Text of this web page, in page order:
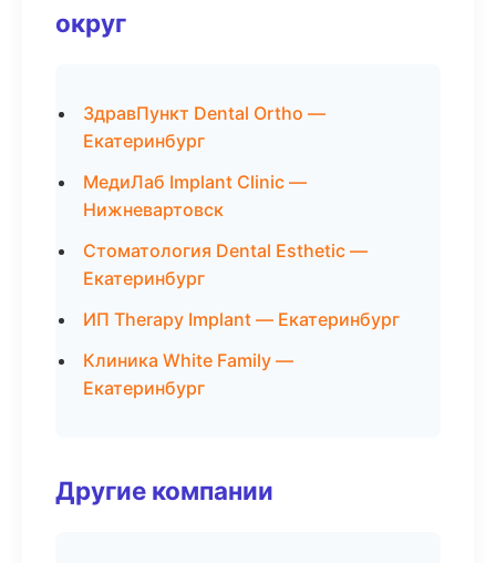
округ
ЗдравПункт Dental Ortho —
Екатеринбург
МедиЛаб Implant Clinic —
Нижневартовск
Стоматология Dental Esthetic —
Екатеринбург
ИП Therapy Implant — Екатеринбург
Клиника White Family —
Екатеринбург
Другие компании